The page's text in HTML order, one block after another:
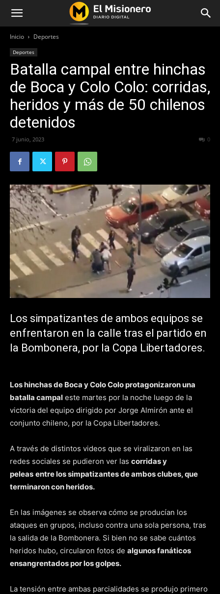
Inicio Deportes
Deportes
Batalla campal entre hinchas
de Boca y Colo Colo: corridas,
heridos y más de 50 chilenos
detenidos
7 junio, 2023 0
Los simpatizantes de ambos equipos se
enfrentaron en la calle tras el partido en
la Bombonera, por la Copa Libertadores.
Los hinchas de Boca y Colo Colo protagonizaron una
batalla campal este martes por la noche luego de la
victoria del equipo dirigido por Jorge Almirón ante el
conjunto chileno, por la Copa Libertadores.
A través de distintos videos que se viralizaron en las
redes sociales se pudieron ver las corridas y
peleas entre los simpatizantes de ambos clubes, que
terminaron con heridos.
En las imágenes se observa cómo se producían los
ataques en grupos, incluso contra una sola persona, tras
la salida de la Bombonera. Si bien no se sabe cuántos
heridos hubo, circularon fotos de algunos fanáticos
ensangrentados por los golpes.
La tensión entre ambas parcialidades se produjo primero